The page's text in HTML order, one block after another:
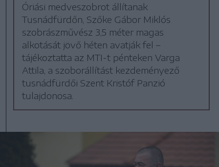
Óriási medveszobrot állítanak
Tusnádfürdőn, Szőke Gábor Miklós
szobrászművész 3,5 méter magas
alkotását jövő héten avatják fel –
tájékoztatta az MTI-t pénteken Varga
Attila, a szoborállítást kezdeményező
tusnádfürdői Szent Kristóf Panzió
tulajdonosa.